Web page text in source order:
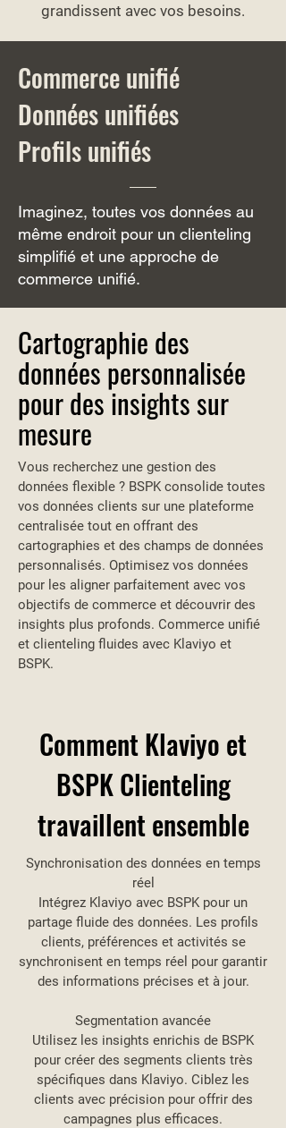
grandissent avec vos besoins.
Commerce unifié
Données unifiées
Profils unifiés
Imaginez, toutes vos données au
même endroit pour un clienteling
simplifié et une approche de
commerce unifié.
Cartographie des
données personnalisée
pour des insights sur
mesure
Vous recherchez une gestion des
données flexible ? BSPK consolide toutes
vos données clients sur une plateforme
centralisée tout en offrant des
cartographies et des champs de données
personnalisés. Optimisez vos données
pour les aligner parfaitement avec vos
objectifs de commerce et découvrir des
insights plus profonds. Commerce unifié
et clienteling fluides avec Klaviyo et
BSPK.
Comment Klaviyo et
BSPK Clienteling
travaillent ensemble
Synchronisation des données en temps
réel
Intégrez Klaviyo avec BSPK pour un
partage fluide des données. Les profils
clients, préférences et activités se
synchronisent en temps réel pour garantir
des informations précises et à jour.
Segmentation avancée
Utilisez les insights enrichis de BSPK
pour créer des segments clients très
spécifiques dans Klaviyo. Ciblez les
clients avec précision pour offrir des
campagnes plus efficaces.